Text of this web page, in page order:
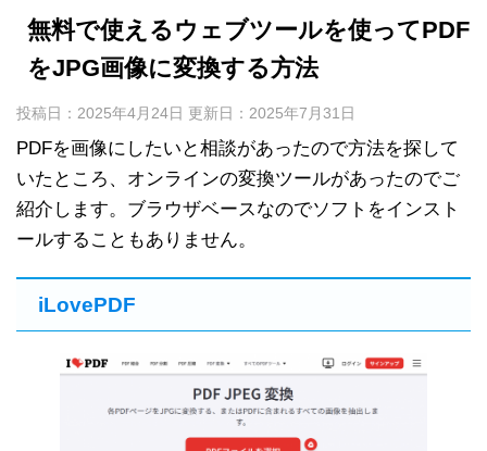
無料で使えるウェブツールを使ってPDF
をJPG画像に変換する方法
投稿日：2025年4月24日 更新日： 2025年7月31日
PDFを画像にしたいと相談があったので方法を探して
いたところ、オンラインの変換ツールがあったのでご
紹介します。ブラウザベースなのでソフトをインスト
ールすることもありません。
iLovePDF